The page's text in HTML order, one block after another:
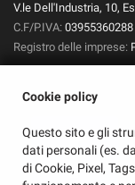
V.le Dell'Industria, 10,
C.F/P.IVA: 03955360288
Registro delle imprese:
Cookie policy
Questo sito e gli
dati personali (es.
di Cookie, Pixel,